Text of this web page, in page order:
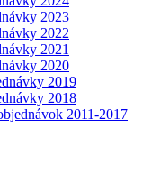
2023
2022
2021
2020
2019
2018
2011-2017